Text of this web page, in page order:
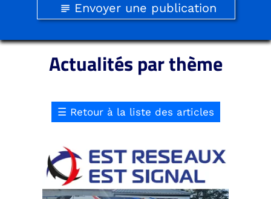
subject Envoyer une publication
Actualités par thème
☰ Retour à la liste des articles